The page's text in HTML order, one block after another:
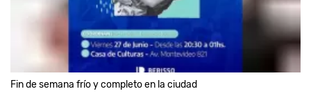
Fin de semana frío y completo en la ciudad